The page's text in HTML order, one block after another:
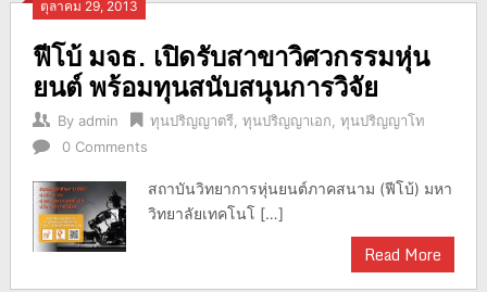
ตุลาคม 29, 2013
ฟีโบ้ มจธ. เปิดรับสาขาวิศวกรรมหุ่น
ยนต์ พร้อมทุนสนับสนุนการวิจัย
By admin ทุนปริญญาตรี, ทุนปริญญาเอก ทุนปริญญาโท
0 Comments
สถาบันวิทยาการหุ่นยนต์ภาคสนาม (ฟีโบ้) มหา
วิทยาลัยเทคโนโ […]
Read More